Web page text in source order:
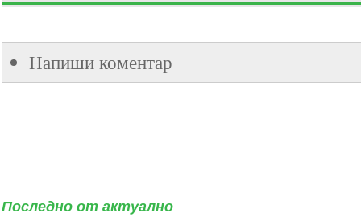
Напиши коментар
Последно от актуално